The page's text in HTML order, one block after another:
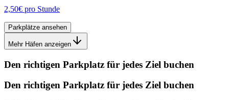
2,50€ pro Stunde
Parkplätze ansehen
Mehr Häfen anzeigen
Den richtigen Parkplatz für jedes Ziel buchen
Den richtigen Parkplatz für jedes Ziel buchen